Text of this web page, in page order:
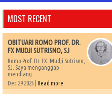
MOST RECENT
OBITUARI ROMO PROF. DR.
FX MUDJI SUTRISNO, SJ
Romo Prof. Dr. FX. Mudji Sutrisno,
SJ. Saya menganggap
mendiang...
Dec 29 2025 | Read more